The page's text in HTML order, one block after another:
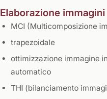
Elaborazione immagini
MCI (Multicomposizione
trapezoidale
ottimizzazione immagine
automatico
THI (bilanciamento